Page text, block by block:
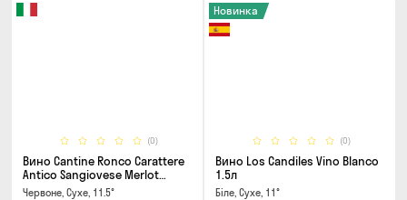
(0)
Вино Cantine Ronco Carattere
Antico Sangiovese Merlot
Rubicone IGT 1л
Червоне, Сухе, 11.5°
(0)
Новинка
Вино Los Candiles Vino Blanco
1.5л
Біле, Сухе, 11°